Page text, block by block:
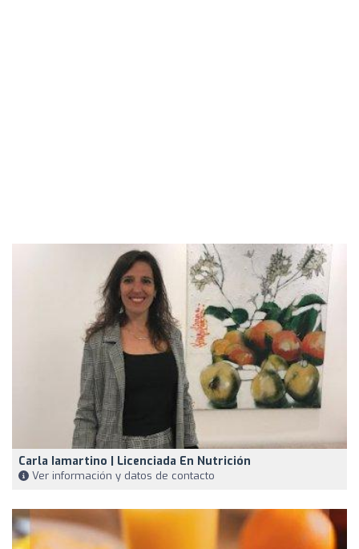
Carla Iamartino | Licenciada En Nutrición
Ver información y datos de contacto